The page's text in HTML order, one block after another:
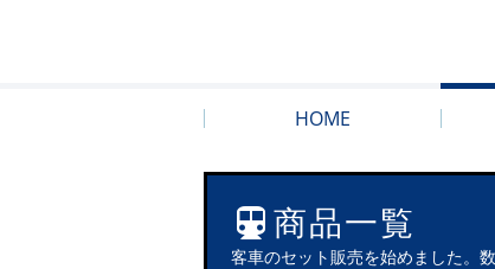
HOME
商品一覧
客車のセット販売を始めました。数